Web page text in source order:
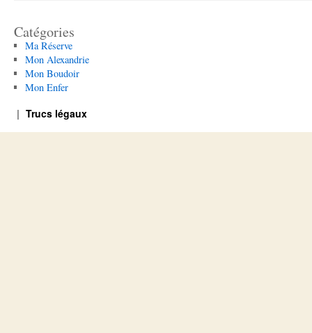
Catégories
Ma Réserve
Mon Alexandrie
Mon Boudoir
Mon Enfer
Trucs légaux